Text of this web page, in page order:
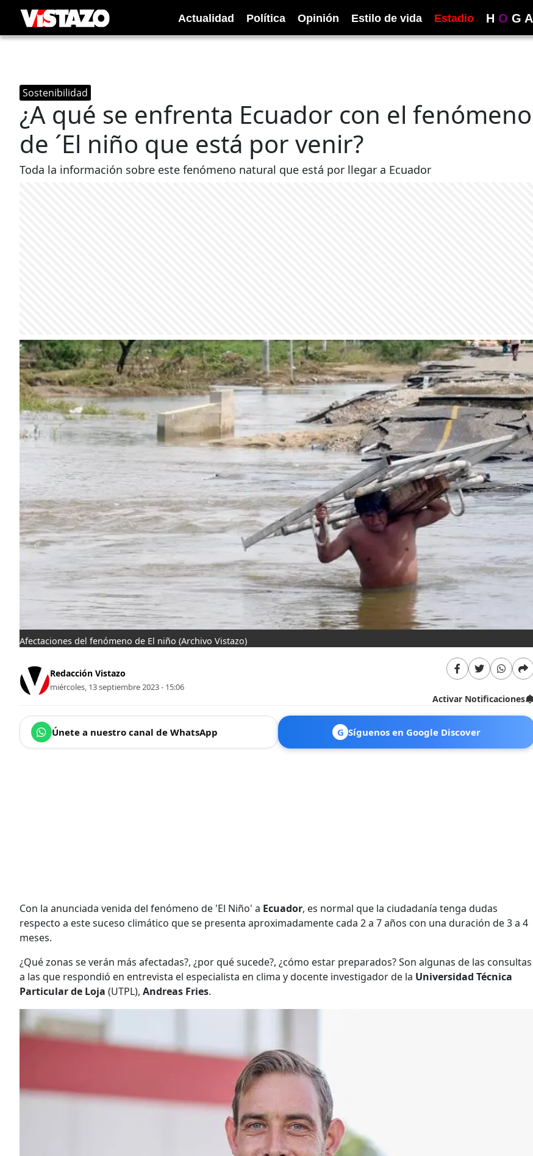
Actualidad Política Opinión Estilo de vida Estadio H O G A
Sostenibilidad
¿A qué se enfrenta Ecuador con el fenómeno
de ´El niño que está por venir?
Toda la información sobre este fenómeno natural que está por llegar a Ecuador
Afectaciones del fenómeno de El niño (Archivo Vistazo)
Redacción Vistazo
miércoles, 13 septiembre 2023 - 15:06
Activar Notificaciones
Únete a nuestro canal de WhatsApp G Síguenos en Google Discover
Con la anunciada venida del fenómeno de 'El Niño' a Ecuador, es normal que la ciudadanía tenga dudas
respecto a este suceso climático que se presenta aproximadamente cada 2 a 7 años con una duración de 3 a 4
meses.
¿Qué zonas se verán más afectadas?, ¿por qué sucede?, ¿cómo estar preparados? Son algunas de las consultas
a las que respondió en entrevista el especialista en clima y docente investigador de la Universidad Técnica
Particular de Loja (UTPL), Andreas Fries.